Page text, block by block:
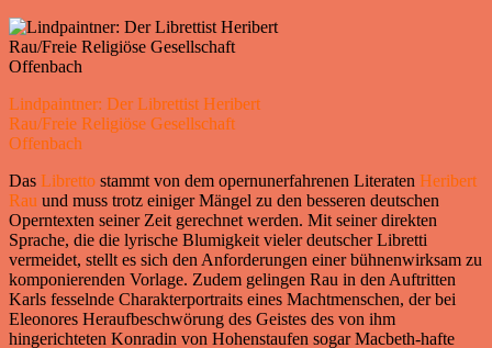
Lindpaintner: Der Librettist Heribert
Rau/Freie Religiöse Gesellschaft
Offenbach
Das Libretto stammt von dem opernunerfahrenen Literaten Heribert
Rau und muss trotz einiger Mängel zu den besseren deutschen
Operntexten seiner Zeit gerechnet werden. Mit seiner direkten
Sprache, die die lyrische Blumigkeit vieler deutscher Libretti
vermeidet, stellt es sich den Anforderungen einer bühnenwirksam zu
komponierenden Vorlage. Zudem gelingen Rau in den Auftritten
Karls fesselnde Charakterportraits eines Machtmenschen, der bei
Eleonores Heraufbeschwörung des Geistes des von ihm
hingerichteten Konradin von Hohenstaufen sogar Macbeth-hafte